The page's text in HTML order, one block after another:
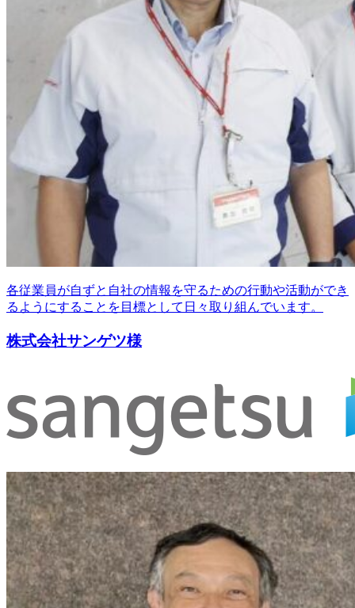
各従業員が自ずと自社の情報を守るための行動や活動ができ
るようにすることを目標として日々取り組んでいます。
株式会社サンゲツ様